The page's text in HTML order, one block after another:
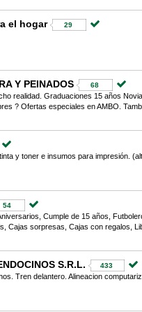
el hogar 29
Y PEINADOS 68
realidad. Graduaciones 15 años
? Ofertas especiales en AMBO.
y toner e insumos para impresión.
54
Cumple de 15 años,
Cajas sorpresas, Cajas con regalos,
S.R.L. 433
Tren delantero. Alineacion